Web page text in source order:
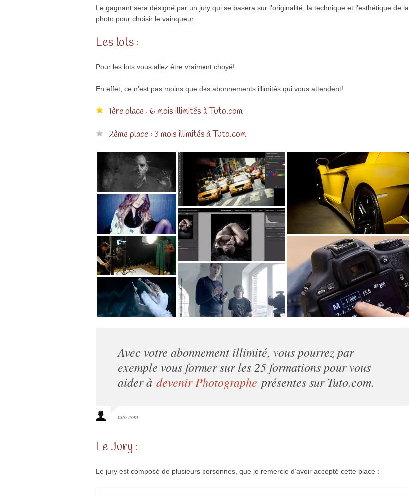
Le gagnant sera désigné par un jury qui se basera sur l’originalité, la tech­nique et l’esthétique de la
photo pour choisir le vainqueur.
Les lots :
Pour les lots vous allez être vraiment choyé!
En effet, ce n’est pas moins que des abonnements illimités qui vous attendent!
1ère place : 6 mois illimités à Tuto.com
2ème place : 3 mois illimités à Tuto.com
Avec votre abonnement illimité, vous pourrez par
exemple vous former sur les 25 formations pour vous
aider à devenir Photographe présentes sur Tuto.com.
tuto.com
Le Jury :
Le jury est composé de plusieurs personnes, que je remercie d’avoir accepté cette place :